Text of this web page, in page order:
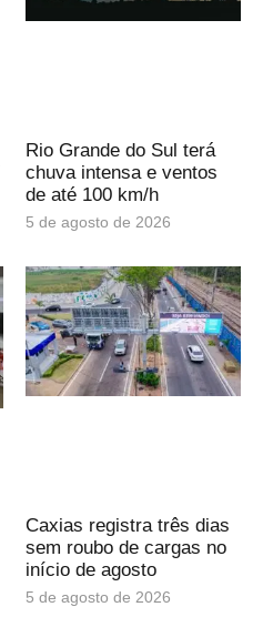
Rio Grande do Sul terá
chuva intensa e ventos
de até 100 km/h
5 de agosto de 2026
Caxias registra três dias
sem roubo de cargas no
início de agosto
5 de agosto de 2026